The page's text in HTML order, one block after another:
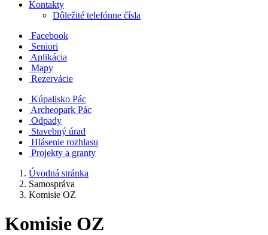
Kontakty
Dôležité telefónne čísla
Facebook
Seniori
Aplikácia
Mapy
Rezervácie
Kúpalisko Pác
Archeopark Pác
Odpady
Stavebný úrad
Hlásenie rozhlasu
Projekty a granty
Úvodná stránka
Samospráva
Komisie OZ
Komisie OZ